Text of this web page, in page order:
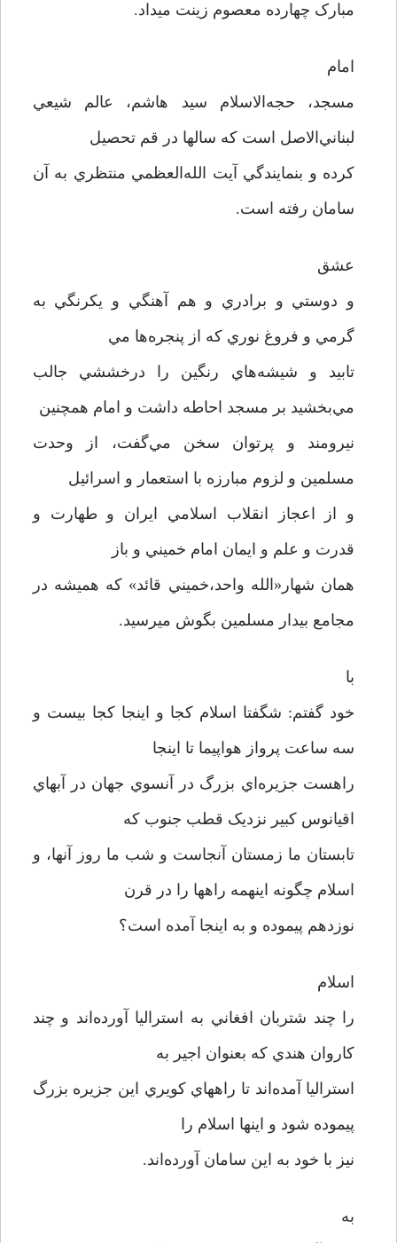
مبارک چهارده معصوم زينت ميداد.
امام
مسجد، حجه‌الاسلام سيد هاشم، عالم شيعي
لبناني‌‌الاصل است که سالها در قم تحصيل
کرده و بنمايندگي آيت الله‌العظمي منتظري به آن
سامان رفته است.
عشق
و دوستي و برادري و هم آهنگي و يکرنگي به
گرمي و فروغ نوري که از پنجره‌ها مي
تابيد و شيشه‌هاي رنگين را درخششي جالب
مي‌بخشيد بر مسجد احاطه داشت و امام همچنين
نيرومند و پرتوان سخن مي‌گفت، از وحدت
مسلمين و لزوم مبارزه با استعمار و اسرائيل
و از اعجاز انقلاب اسلامي ايران و طهارت و
قدرت و علم و ايمان امام خميني و باز
همان شهار«الله واحد،خميني قائد» که هميشه در
مجامع بيدار مسلمين بگوش ميرسيد.
با
خود گفتم: شگفتا اسلام کجا و اينجا کجا بيست و
سه ساعت پرواز هواپيما تا اينجا
راهست جزيره‌اي بزرگ در آنسوي جهان در آبهاي
اقيانوس کبير نزديک قطب جنوب که
تابستان ما زمستان آنجاست و شب ما روز آنها، و
اسلام چگونه اينهمه راهها را در قرن
نوزدهم پيموده و به اينجا آمده است؟
اسلام
را چند شتربان افغاني به استراليا آورده‌اند و چند
کاروان هندي که بعنوان اجير به
استراليا آمده‌اند تا راههاي کويري اين جزيره بزرگ
پيموده شود و اينها اسلام را
نيز با خود به اين سامان آورده‌اند.
به